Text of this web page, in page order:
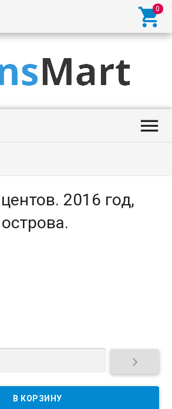


2016 год,
